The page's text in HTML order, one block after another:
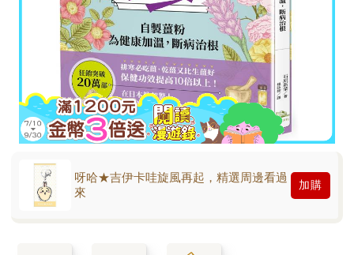
呀哈★吉伊卡哇旋風再起，精選周邊看過
來
加購